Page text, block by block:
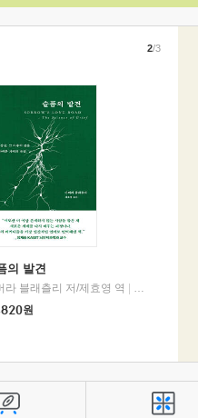
의 발견
라 블래츨리 저/제효영 역
디플롯
원
2/3